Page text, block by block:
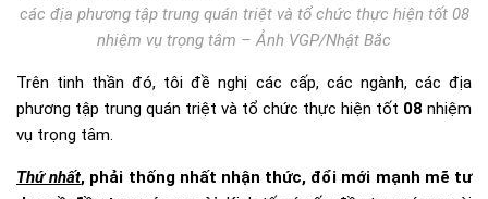
các địa phương tập trung quán triệt và tổ chức thực hiện tốt 08
nhiệm vụ trọng tâm – Ảnh VGP/Nhật Bắc
Trên tinh thần đó, tôi đề nghị các cấp, các ngành, các địa
phương tập trung quán triệt và tổ chức thực hiện tốt 08 nhiệm
vụ trọng tâm.
Thứ nhất, phải thống nhất nhận thức, đổi mới mạnh mẽ tư